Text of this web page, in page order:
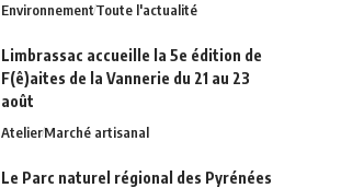
EnvironnementToute l'actualité
Limbrassac accueille la 5e édition de
F(ê)aites de la Vannerie du 21 au 23
août
AtelierMarché artisanal
Le Parc naturel régional des Pyrénées